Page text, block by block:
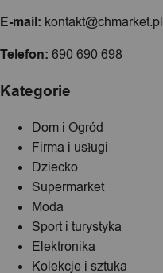
E-mail: kontakt@chmarket.pl
Telefon: 690 690 698
Kategorie
Dom i Ogród
Firma i usługi
Dziecko
Supermarket
Moda
Sport i turystyka
Elektronika
Kolekcje i sztuka